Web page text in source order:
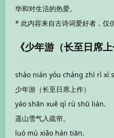
华和对生活的热爱。
* 此内容来自古诗词爱好者，仅
《少年游（长至日席
shào nián yóu cháng zhì rì xí
少年游（长至日席上作）
yáo shān xuě qì rù shū lián.
遥山雪气入疏帘。
luó mù xiǎo hán tiān.